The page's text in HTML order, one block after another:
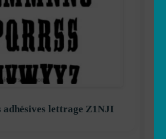
adhésives lettrage Z1NJI